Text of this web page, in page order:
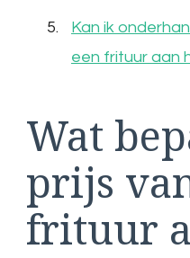
Kan ik
een frituur aan
Wat
prijs
frituur